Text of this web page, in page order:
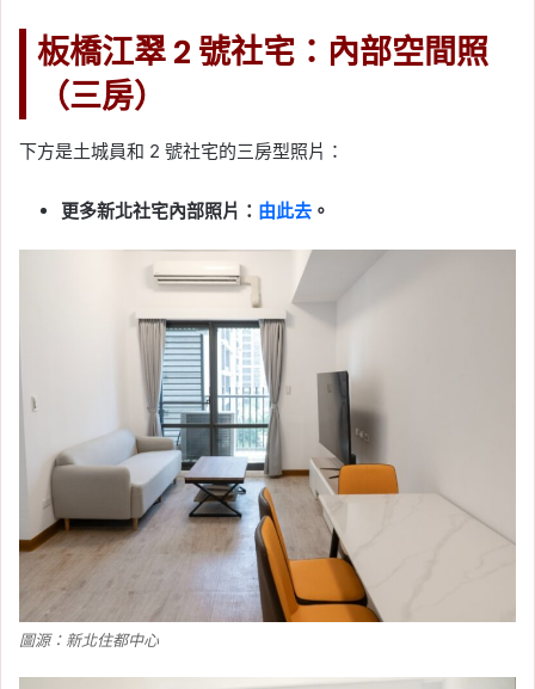
板橋江翠 2 號社宅：內部空間照
（三房）
下方是土城員和 2 號社宅的三房型照片：
更多新北社宅內部照片： 由此去 。
圖源：新北住都中心